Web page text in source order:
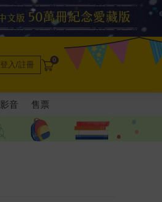
登入/註冊 0
影音 售票